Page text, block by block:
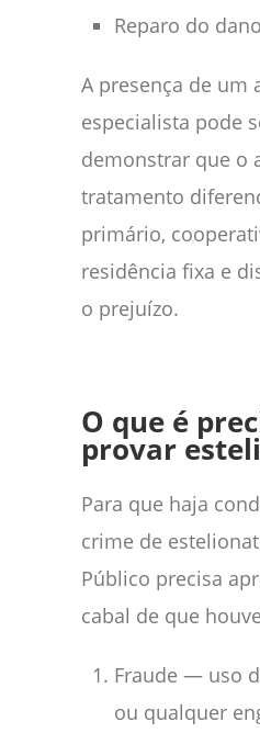
Reparo do
A presença de um
especialista pode
demonstrar que o
tratamento
primário,
residência fixa e
o prejuízo.
O que é
provar
Para que haja
crime de
Público precisa
cabal de que
Fraude — uso
ou qualquer